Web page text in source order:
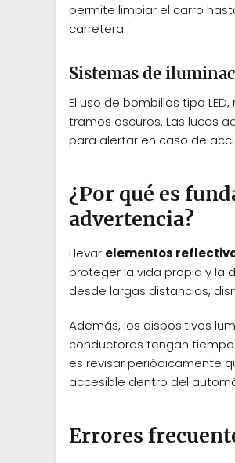
permite limpiar el carro
carretera.
Sistemas de
El uso de bombillos tipo
tramos oscuros. Las luces
para alertar en caso de
¿Por qué es
advertencia?
Llevar elementos
proteger la vida propia y la
desde largas distancias,
Además, los dispositivos
conductores tengan
es revisar periódicamente
accesible dentro del
Errores